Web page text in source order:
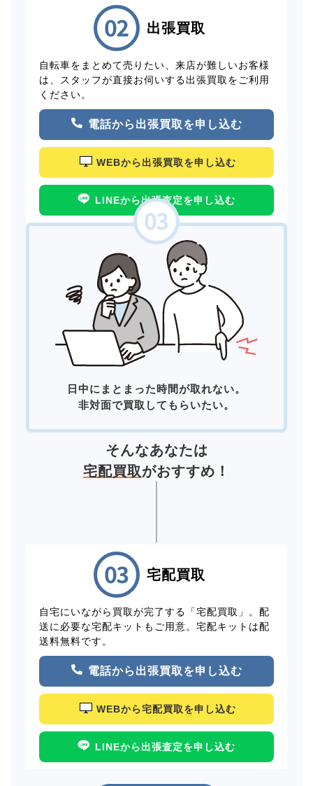
出張買取
自転車をまとめて売りたい、来店が難しいお客様
は、スタッフが直接お伺いする出張買取をご利用
ください。
電話から出張買取を申し込む
WEBから出張買取を申し込む
LINEから出張査定を申し込む
日中にまとまった時間が取れない。
非対面で買取してもらいたい。
そんなあなたは
宅配買取がおすすめ！
宅配買取
自宅にいながら買取が完了する「宅配買取」。配
送に必要な宅配キットもご用意。宅配キットは配
送料無料です。
電話から出張買取を申し込む
WEBから宅配買取を申し込む
LINEから出張査定を申し込む